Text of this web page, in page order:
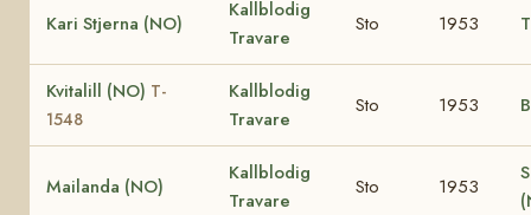
Kari Stjerna (NO)
Kallblodig
Travare
Sto 1953
Kvitalill (NO) T-
1548
Kallblodig
Travare
Sto 1953
Mailanda (NO)
Kallblodig
Travare
Sto 1953